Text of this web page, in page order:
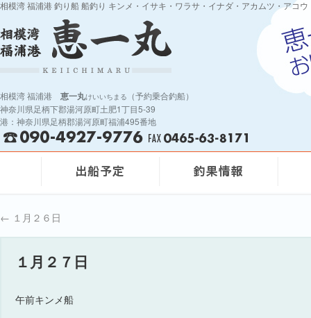
相模湾 福浦港 釣り船 船釣り キンメ・イサキ・ワラサ・イナダ・アカムツ・アコ
相模湾 福浦港 恵一丸けいいちまる
（予約乗合釣船）
神奈川県足柄下郡湯河原町土肥1丁目5-39
港：神奈川県足柄郡湯河原町福浦495番地
← １月２６日
１月２７日
午前キンメ船